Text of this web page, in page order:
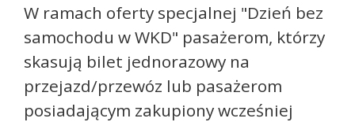
W ramach oferty specjalnej "Dzień bez
samochodu w WKD" pasażerom, którzy
skasują bilet jednorazowy na
przejazd/przewóz lub pasażerom
posiadającym zakupiony wcześniej